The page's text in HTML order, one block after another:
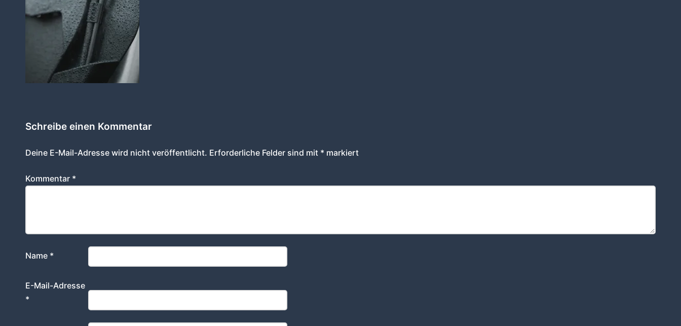
Schreibe einen Kommentar
Deine E-Mail-Adresse wird nicht veröffentlicht. Erforderliche Felder sind mit * markiert
Kommentar *
Name *
E-Mail-Adresse
*